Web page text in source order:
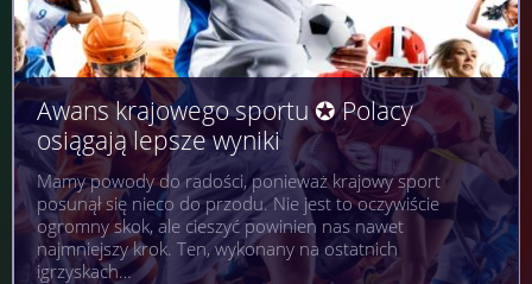
Awans krajowego sportu ✪ Polacy
osiągają lepsze wyniki
Mamy powody do radości, ponieważ krajowy sport
posunął się nieco do przodu. Nie jest to oczywiście
ogromny skok, ale cieszyć powinien nas nawet
najmniejszy krok. Ten, wykonany na ostatnich
igrzyskach…